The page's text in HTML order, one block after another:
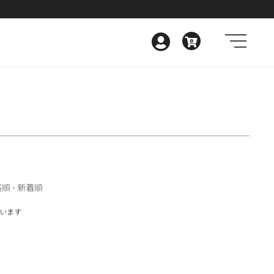
0
- 新着順
ます